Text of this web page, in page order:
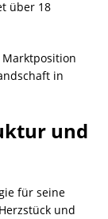
über 18
Marktposition
in
und
für seine
und